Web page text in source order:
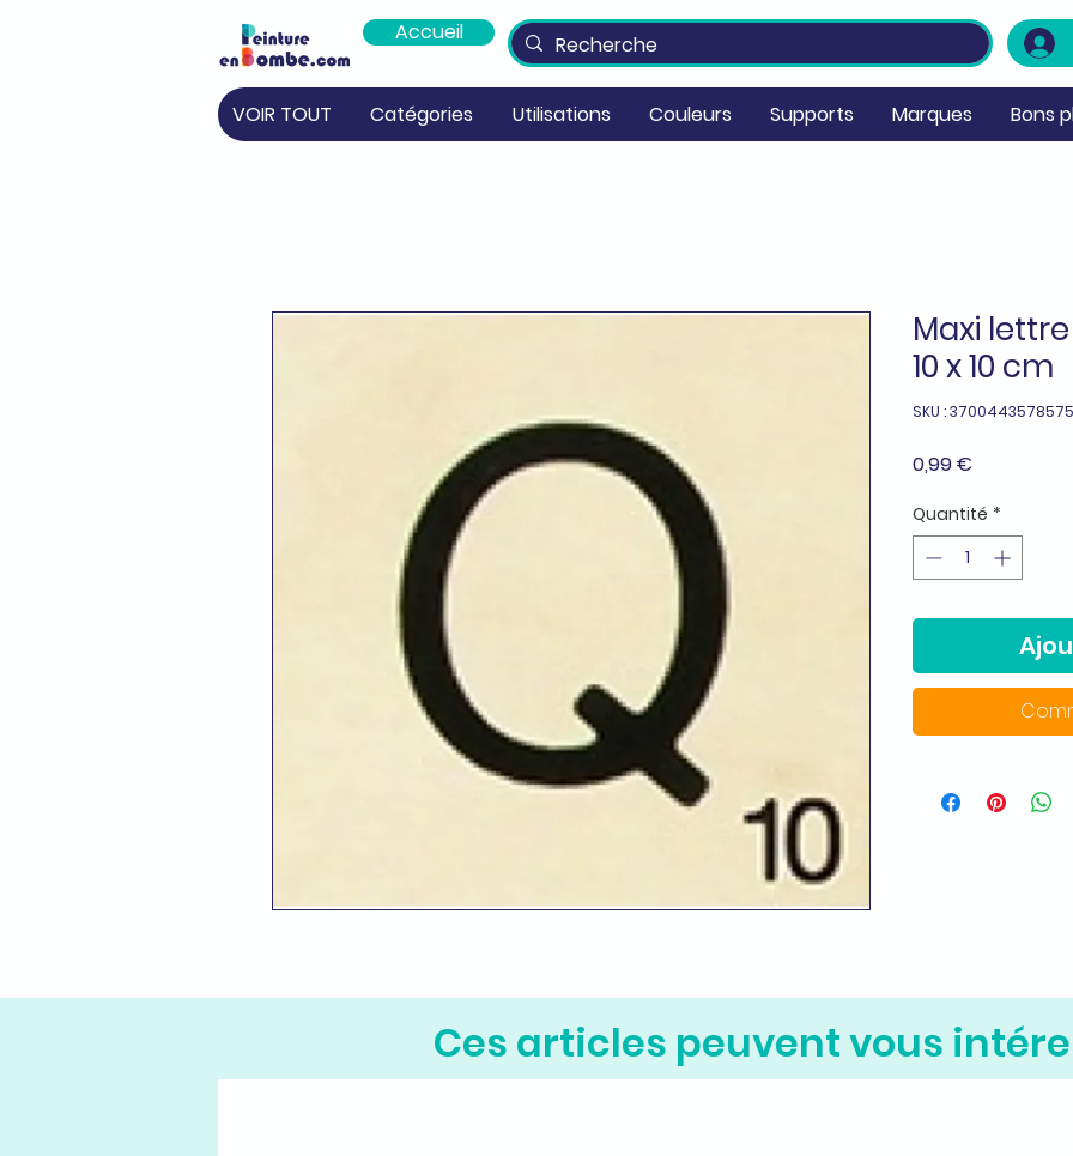
Accueil
VOIR TOUT Catégories Utilisations Couleurs Supports Marques Bons
Maxi
10 x 10 cm
SKU : 3700443578575
0,99 €
Quantité *
Ces articles peuvent vous